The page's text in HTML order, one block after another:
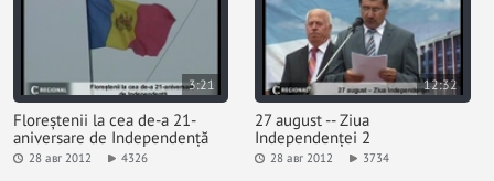
3:21
Floreștenii la cea de-a 21-
aniversare de Independență
28 авг 2012 4326
12:32
27 august -- Ziua
Independenței 2
28 авг 2012 3734